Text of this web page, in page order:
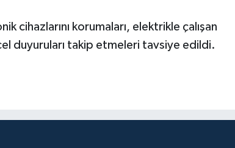
cihazlarını korumaları, elektrikle çalışan
duyuruları takip etmeleri tavsiye edildi.